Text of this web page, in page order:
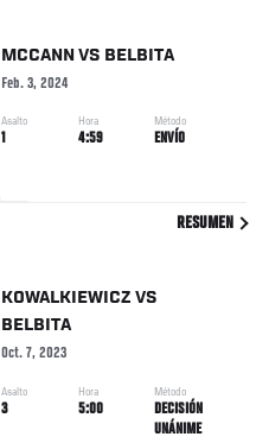
MCCANN VS BELBITA
Feb. 3, 2024
Asalto
1
Hora
4:59
Método
ENVÍO
RESUMEN
KOWALKIEWICZ VS
BELBITA
Oct. 7, 2023
Asalto
3
Hora
5:00
Método
DECISIÓN
UNÁNIME